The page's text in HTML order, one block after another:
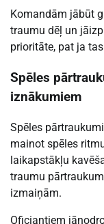
Komandām jābūt
traumu dēļ un
prioritāte, pat ja
Spēles
iznākumiem
Spēles
mainot spēles
laikapstākļu
traumu
izmaiņām.
Oficiantiem